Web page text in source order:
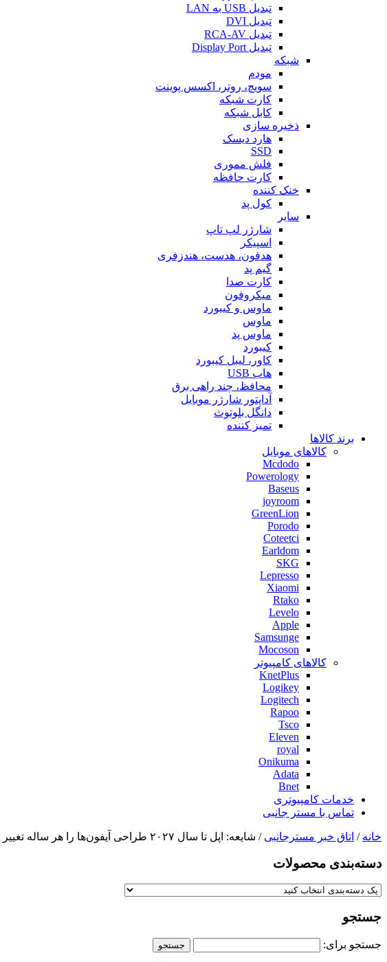
تبدیل USB به LAN
تبدیل DVI
تبدیل RCA-AV
تبدیل Display Port
شبکه
مودم
سویچ، روتر، اکسس پوینت
کارت شبکه
کابل شبکه
ذخیره سازی
هارد دیسک
SSD
فلش مموری
کارت حافظه
خنک کننده
کول پد
سایر
شارژر لپ تاپ
اسپیکر
هدفون، هدست، هندزفری
گیم پد
کارت صدا
میکروفون
ماوس و کیبورد
ماوس
ماوس پد
کیبورد
کاور، لیبل کیبورد
هاب USB
محافظ، چند راهی برق
آداپتور شارژر موبایل
دانگل بلوتوث
تمیز کننده
برند کالاها
کالاهای موبایل
Mcdodo
Powerology
Baseus
joyroom
GreenLion
Porodo
Coteetci
Earldom
SKG
Lepresso
Xiaomi
Rtako
Levelo
Apple
Samsunge
Mocoson
کالاهای کامپیوتر
KnetPlus
Logikey
Logitech
Rapoo
Tsco
Eleven
royal
Onikuma
Adata
Bnet
خدمات کامپیوتری
تماس با مستر جانبی
خانه / اتاق خبر مسترجانبی / شایعه: اپل تا سال ۲۰۲۷ طراحی آیفون‌ها را هر ساله تغییر می‌دهد.
دسته‌بندی‌ محصولات
جستجو
جستجو برای: